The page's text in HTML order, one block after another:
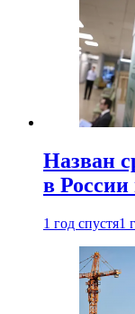
Назван
в России
1 год спустя1